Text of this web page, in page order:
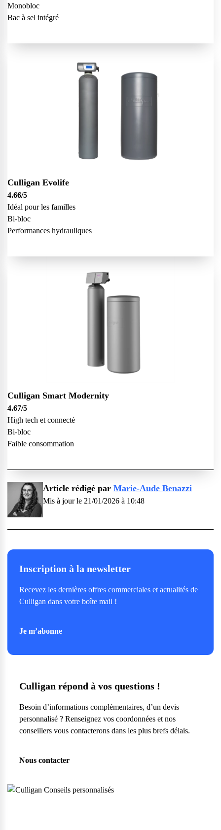
Monobloc
Bac à sel intégré
Culligan Evolife
4.66/5
Idéal pour les familles
Bi-bloc
Performances hydrauliques
Culligan Smart Modernity
4.67/5
High tech et connecté
Bi-bloc
Faible consommation
Article rédigé par Marie-Aude Benazzi
Mis à jour le 21/01/2026 à 10:48
Inscription à la newsletter
Recevez les dernières offres commerciales et actualités de
Culligan dans votre boîte mail !
Je m’abonne
Culligan répond à vos questions !
Besoin d’informations complémentaires, d’un devis
personnalisé ? Renseignez vos coordonnées et nos
conseillers vous contacterons dans les plus brefs délais.
Nous contacter